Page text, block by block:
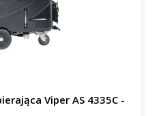
Viper AS 4335C -